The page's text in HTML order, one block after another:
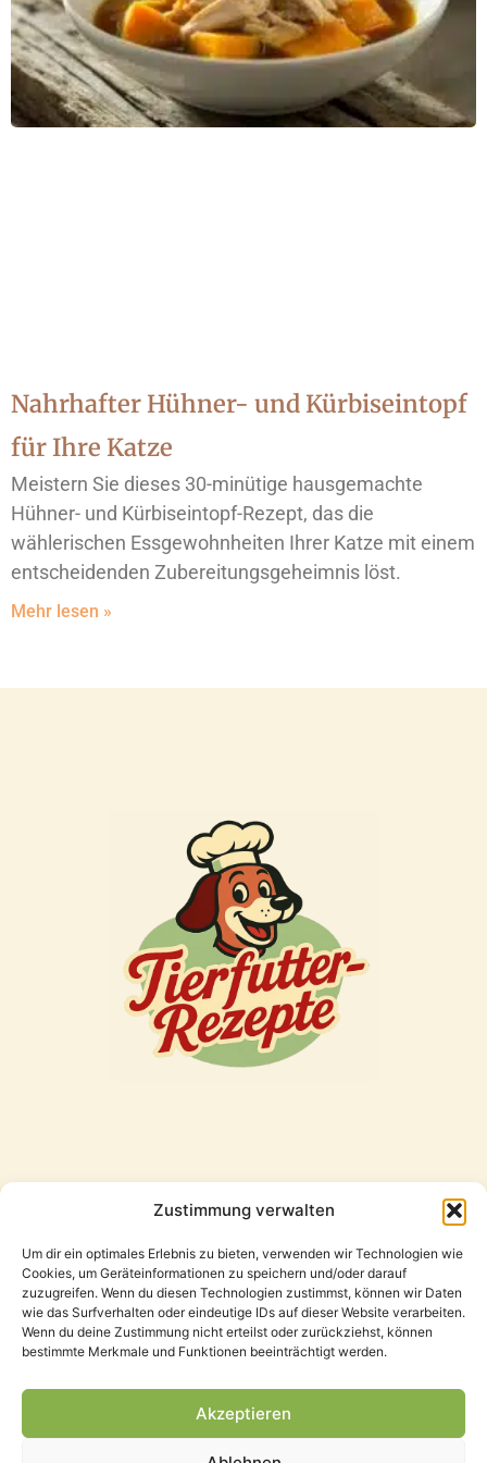
Zustimmung verwalten
Um dir ein optimales Erlebnis zu bieten, verwenden wir Technologien wie
Cookies, um Geräteinformationen zu speichern und/oder darauf
zuzugreifen. Wenn du diesen Technologien zustimmst, können wir Daten
wie das Surfverhalten oder eindeutige IDs auf dieser Website verarbeiten.
Wenn du deine Zustimmung nicht erteilst oder zurückziehst, können
bestimmte Merkmale und Funktionen beeinträchtigt werden.
Akzeptieren
Nahrhafter Hühner- und Kürbiseintopf
für Ihre Katze
Meistern Sie dieses 30-minütige hausgemachte
Hühner- und Kürbiseintopf-Rezept, das die
wählerischen Essgewohnheiten Ihrer Katze mit einem
entscheidenden Zubereitungsgeheimnis löst.
Mehr lesen »
Freunde